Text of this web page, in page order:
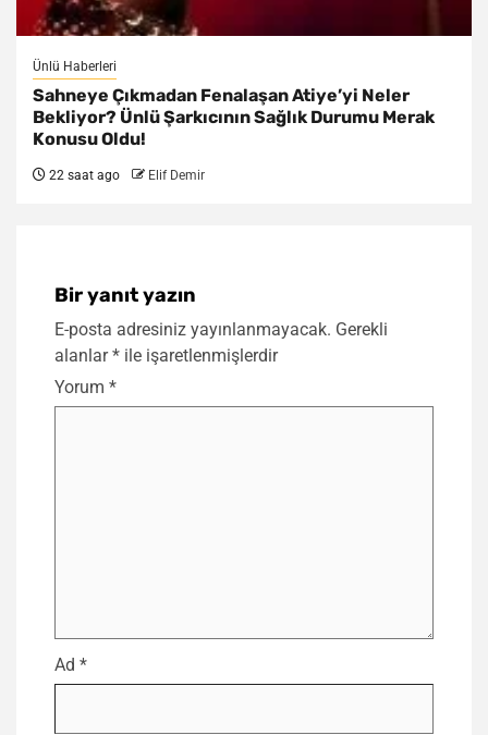
Ünlü Haberleri
Sahneye Çıkmadan Fenalaşan Atiye’yi Neler
Bekliyor? Ünlü Şarkıcının Sağlık Durumu Merak
Konusu Oldu!
22 saat ago Elif Demir
Bir yanıt yazın
E-posta adresiniz yayınlanmayacak. Gerekli
alanlar* ile işaretlenmişlerdir
Yorum *
Ad *